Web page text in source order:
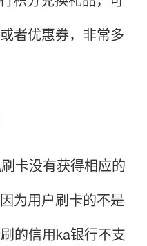
者优惠券，非常多
卡没有获得相应的
为用户刷卡的不是
的信用ka银行不支